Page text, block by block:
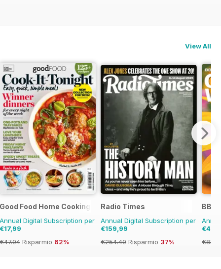
View All
Good Food Home Cooking Series
Annual Digital Subscription per
€17,99
€47.94 Risparmio 62%
Radio Times
Annual Digital Subscription per
€159,99
€254.49 Risparmio 37%
BBC